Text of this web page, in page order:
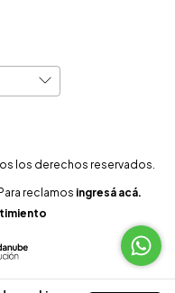
los derechos reservados.
reclamos ingresá acá.